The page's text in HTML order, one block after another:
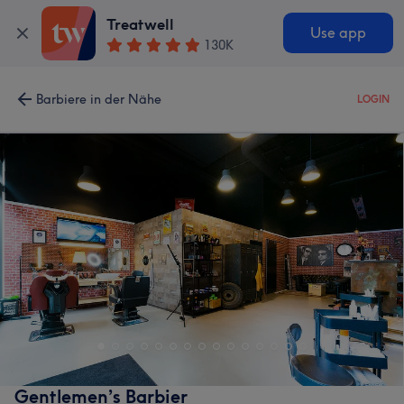
Treatwell
130K
Use app
Barbiere in der Nähe LOGIN
Gentlemen’s Barbier